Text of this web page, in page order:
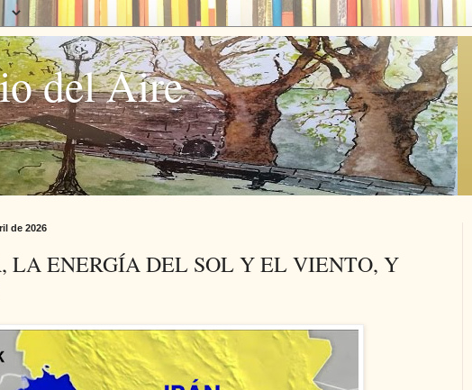
del Aire
de 2026
LA ENERGÍA DEL SOL Y EL VIENTO, Y